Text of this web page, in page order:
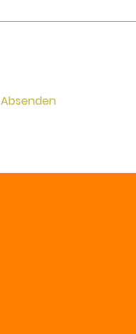
Absenden